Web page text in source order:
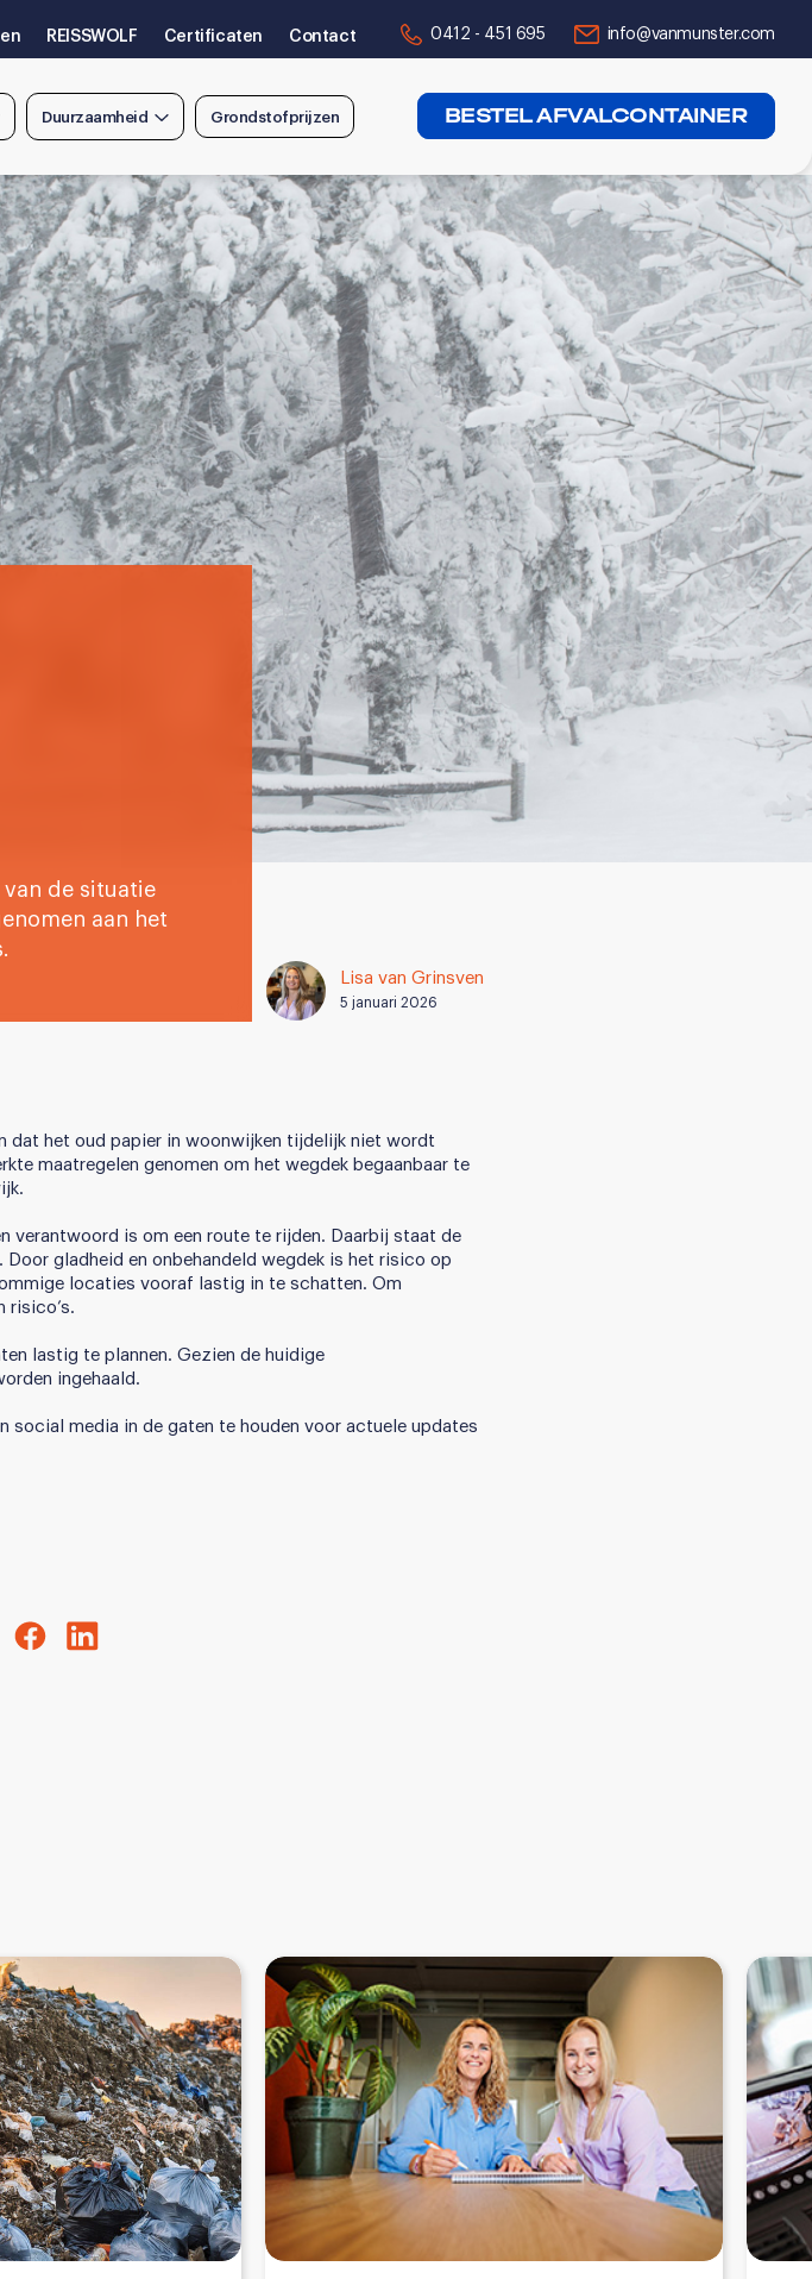
REISSWOLF Certificaten Contact 0412 - 451 695 info@vanmunster.com
Duurzaamheid Grondstofprijzen BESTEL AFVALCONTAINER
de situatie
aan het
Lisa van Grinsven
5 januari 2026
dat het oud papier in woonwijken tijdelijk niet wordt
maatregelen genomen om het wegdek begaanbaar te
verantwoord is om een route te rijden. Daarbij staat de
gladheid en onbehandeld wegdek is het risico op
locaties vooraf lastig in te schatten. Om
risico’s.
lastig te plannen. Gezien de huidige
ingehaald.
social media in de gaten te houden voor actuele updates